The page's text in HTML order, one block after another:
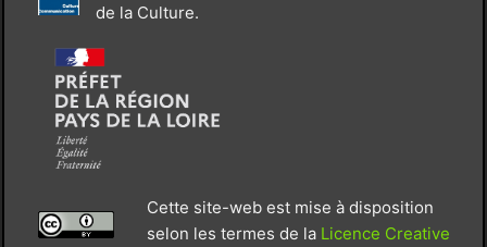
de la Culture.
Cette site-web est mise à disposition
selon les termes de la Licence Creative